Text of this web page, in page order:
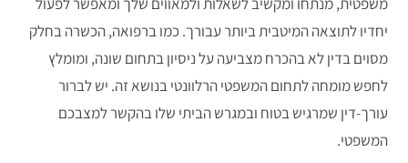
יחדיו לתוצאה המיטבית ביותר עבורך. כמו ברפואה, הכשרה בחלק
מסוים בדין לא בהכרח מצביעה על ניסיון בתחום שונה, ומומלץ
לחפש מומחה לתחום המשפטי הרלוונטי בנושא זה. יש לברור
עורך-דין שמרגיש בטוח ובמגרש הביתי שלו בהקשר למצבכם
המשפטי.